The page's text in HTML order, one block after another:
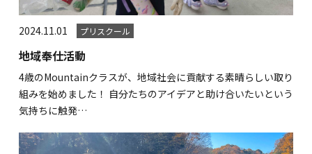
2024.11.01 プリスクール
地域奉仕活動
4歳のMountainクラスが、地域社会に貢献する素晴らしい取り
組みを始めました！ 自分たちのアイデアと助け合いたいという
気持ちに触発…